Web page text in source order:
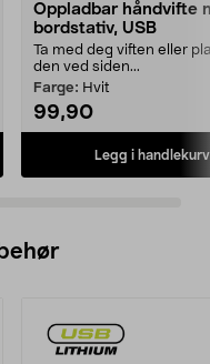
Oppladbar håndvifte
bordstativ, USB
Ta med deg viften eller
den ved siden...
Farge: Hvit
99,90
Legg i handlekurv